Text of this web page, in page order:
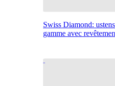
Swiss Diamond:
gamme avec